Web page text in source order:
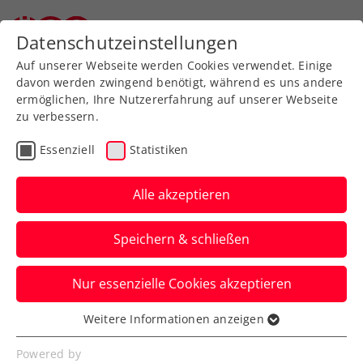
Zurück zur Newsübersicht
Turniere
Ofner in Tokio nach ATP-
500-Premierensieg
ausgeschieden
Auch das ÖTV-Davis-Cup-Doppel
Alexander Erler und Lucas Miedler ereilt
in Japans Hauptstadt das Aus.
Verfasst von: Manuel Wachta, 18.10.2023
Datenschutzeinstellungen
Auf unserer Webseite werden Cookies verwendet. Einige
davon werden zwingend benötigt, während es uns andere
ermöglichen, Ihre Nutzererfahrung auf unserer Webseite
zu verbessern.
Essenziell Statistiken
Alle akzeptieren
Speichern & schließen
Nur essenzielle Cookies akzeptieren
Essenziell
Essenzielle Cookies werden für grundlegende
Weitere Informationen anzeigen
Powered by